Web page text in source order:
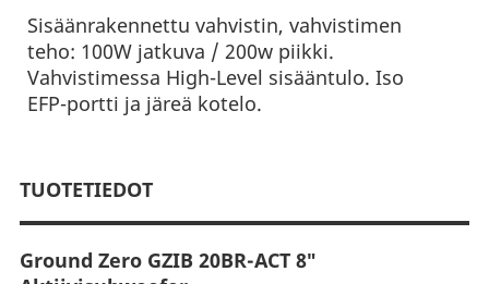
Sisäänrakennettu vahvistin, vahvistimen
teho: 100W jatkuva / 200w piikki.
Vahvistimessa High-Level sisääntulo. Iso
EFP-portti ja järeä kotelo.
TUOTETIEDOT
Ground Zero GZIB 20BR-ACT 8″